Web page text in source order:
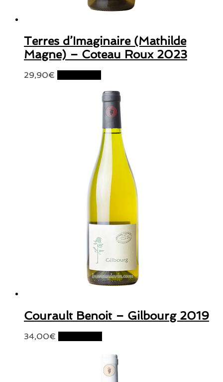
Terres d’Imaginaire (Mathilde
Magne) – Coteau Roux 2023
29,90€
Courault Benoit – Gilbourg 2019
34,00€